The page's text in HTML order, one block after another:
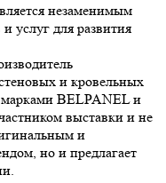
незаменимым
услуг для развития
и кровельных
BELPANEL и
выставки и не
и
но и предлагает